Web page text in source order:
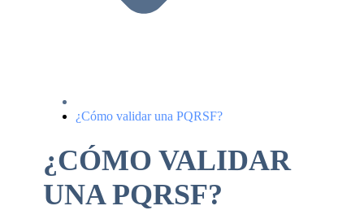
¿Cómo validar una PQRSF?
¿CÓMO VALIDAR
UNA PQRSF?